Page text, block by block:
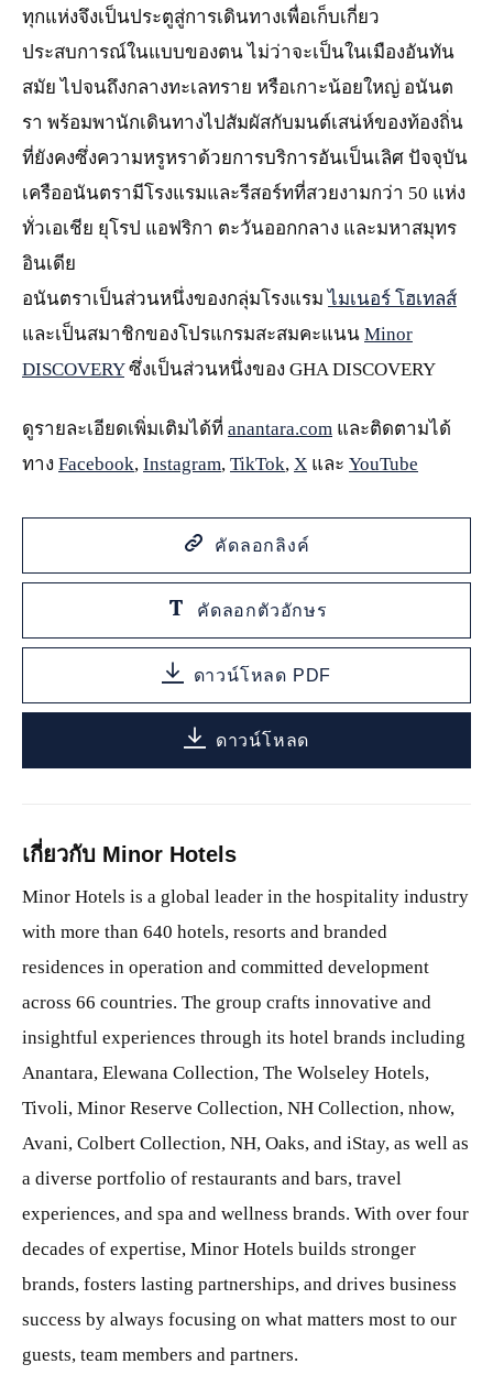
ทุกแห่งจึงเป็นประตูสู่การเดินทางเพื่อเก็บเกี่ยว
ประสบการณ์ในแบบของตน ไม่ว่าจะเป็นในเมืองอันทัน
สมัย ไปจนถึงกลางทะเลทราย หรือเกาะน้อยใหญ่ อนันต
รา พร้อมพานักเดินทางไปสัมผัสกับมนต์เสน่ห์ของท้องถิ่น
ที่ยังคงซึ่งความหรูหราด้วยการบริการอันเป็นเลิศ ปัจจุบัน
เครืออนันตรามีโรงแรมและรีสอร์ทที่สวยงามกว่า 50 แห่ง
ทั่วเอเชีย ยุโรป แอฟริกา ตะวันออกกลาง และมหาสมุทร
อินเดีย
อนันตราเป็นส่วนหนึ่งของกลุ่มโรงแรมไมเนอร์ โฮเทลส์
และเป็นสมาชิกของโปรแกรมสะสมคะแนน Minor
DISCOVERYซึ่งเป็นส่วนหนึ่งของ GHA DISCOVERY
ดูรายละเอียดเพิ่มเติมได้ที่ anantara.com และติดตามได้
ทาง Facebook, Instagram, TikTok, X และ YouTube
คัดลอกลิงค์
คัดลอกตัวอักษร
ดาวน์โหลด PDF
ดาวน์โหลด
เกี่ยวกับ Minor Hotels
Minor Hotels is a global leader in the hospitality industry
with more than 640 hotels, resorts and branded
residences in operation and committed development
across 66 countries. The group crafts innovative and
insightful experiences through its hotel brands including
Anantara, Elewana Collection, The Wolseley Hotels,
Tivoli, Minor Reserve Collection, NH Collection, nhow,
Avani, Colbert Collection, NH, Oaks, and iStay, as well as
a diverse portfolio of restaurants and bars, travel
experiences, and spa and wellness brands. With over four
decades of expertise, Minor Hotels builds stronger
brands, fosters lasting partnerships, and drives business
success by always focusing on what matters most to our
guests, team members and partners.